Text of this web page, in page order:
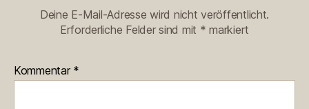
Deine E-Mail-Adresse wird nicht veröffentlicht.
Erforderliche Felder sind mit * markiert
Kommentar *